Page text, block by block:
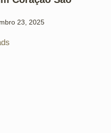
23, 2025